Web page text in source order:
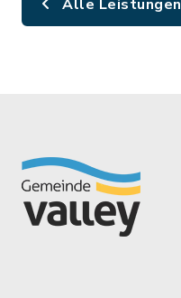
Alle Leistungen